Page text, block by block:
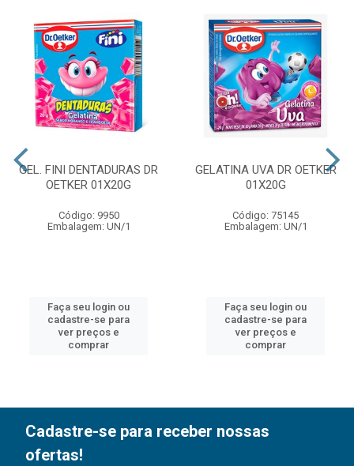
GEL. FINI DENTADURAS DR
OETKER 01X20G
Código: 9950
Embalagem: UN/1
Faça seu login ou
cadastre-se para
ver preços e
comprar
GELATINA UVA DR OETKER
01X20G
Código: 75145
Embalagem: UN/1
Faça seu login ou
cadastre-se para
ver preços e
comprar
Cadastre-se para receber nossas
ofertas!